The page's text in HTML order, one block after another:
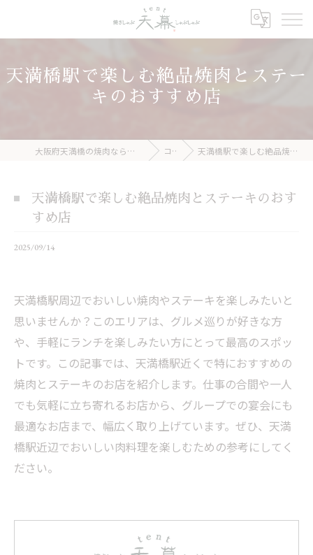
天満橋駅で楽しむ絶品焼肉とステー
キのおすすめ店
大阪府天満橋の焼肉なら焼きしゃぶ 天幕 しゃぶしゃぶ コラム 天満橋駅で楽しむ絶品焼肉とステーキのおすすめ店
天満橋駅で楽しむ絶品焼肉とステーキのおす
すめ店
2025/09/14
天満橋駅周辺でおいしい焼肉やステーキを楽しみたいと
思いませんか？このエリアは、グルメ巡りが好きな方
や、手軽にランチを楽しみたい方にとって最高のスポッ
トです。この記事では、天満橋駅近くで特におすすめの
焼肉とステーキのお店を紹介します。仕事の合間や一人
でも気軽に立ち寄れるお店から、グループでの宴会にも
最適なお店まで、幅広く取り上げています。ぜひ、天満
橋駅近辺でおいしい肉料理を楽しむための参考にしてく
ださい。